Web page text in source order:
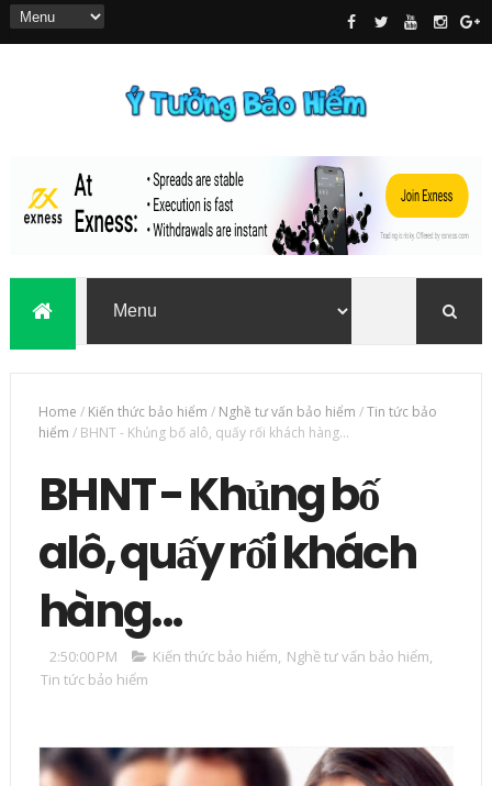
Home / Kiến thức bảo hiểm / Nghề tư vấn bảo hiểm /Tin tức bảo
hiểm / BHNT - Khủng bố alô, quấy rối khách hàng...
BHNT - Khủng bố
alô, quấy rối khách
hàng...
2:50:00 PM Kiến thức bảo hiểm, Nghề tư vấn bảo hiểm,
Tin tức bảo hiểm